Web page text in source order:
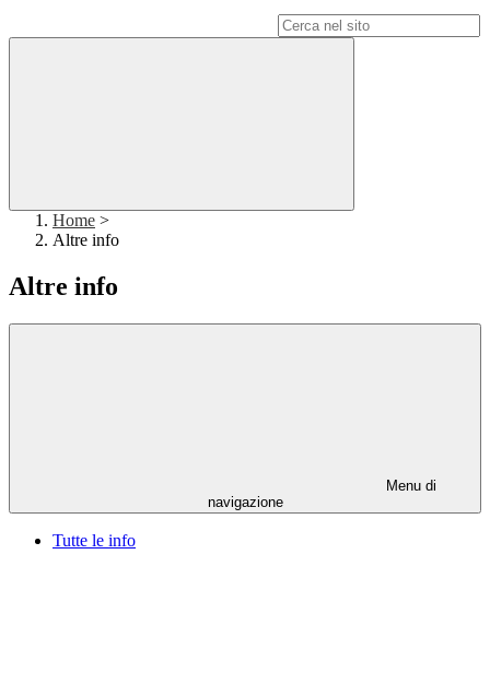
Home >
Altre info
Altre info
Menu di
navigazione
Tutte le info